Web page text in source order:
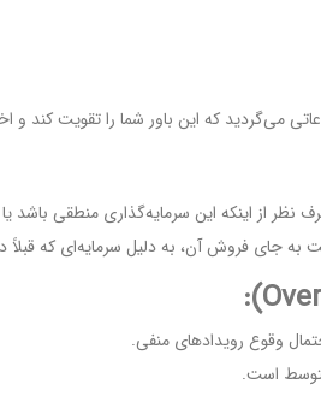
می‌گردید که این باور شما را تقویت کند و
نظر از اینکه این سرمایه‌گذاری منطقی باشد
جای فروش آن، به دلیل سرمایه‌ای که قبلاً
وقوع رویدادهای منفی.
متوسط است.